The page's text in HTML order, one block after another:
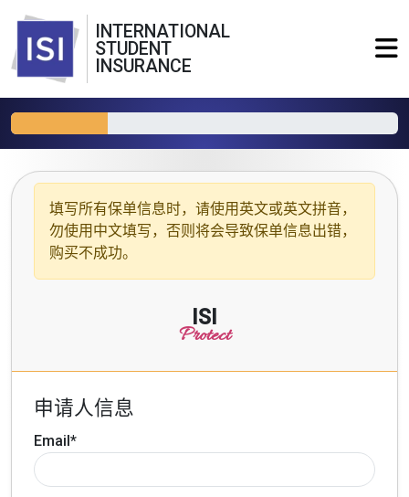
INTERNATIONAL
STUDENT
INSURANCE
填写所有保单信息时，请使用 英文或英文拼音，
勿使用中文填写，否则将会导致保单信息出错，
购买不成功。
ISI
Protect
申请人信息
Email*